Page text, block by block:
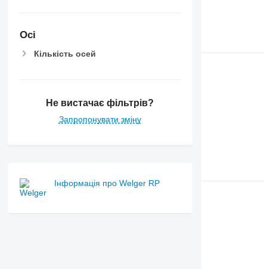
Осі
Кількість осей
Не вистачає фільтрів?
Запропонувати зміну
Інформація про Welger RP